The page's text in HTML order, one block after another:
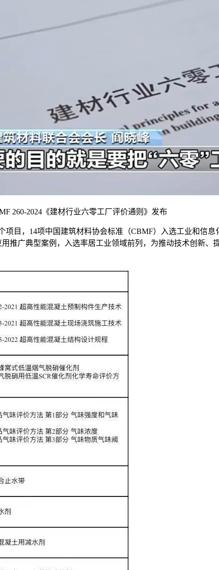
2024《建材行业六零工厂评价通则》发布
，14项中国建筑材料协会标准（CBMF）入选工业和信息
推广典型案例，入选率居工业领域前列，为推动技术创新、